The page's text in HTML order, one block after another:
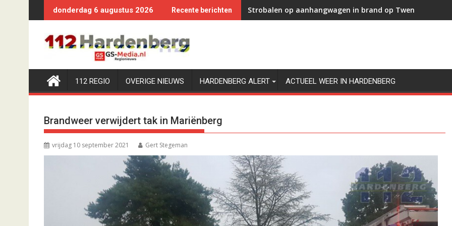
naar
inhoud
donderdag 6 augustus 2026 Recente berichten Strobalen op aanhangwagen in brand op Twenteweg in
N36 ’s nachts afgesloten voor onderhoud; 17 - 20
112 REGIO OVERIGE NIEUWS HARDENBERG ALERT ACTUEEL WEER IN HARDENBERG
Brandweer verwijdert tak in Mariënberg
vrijdag 10 september 2021 Gert Stegeman